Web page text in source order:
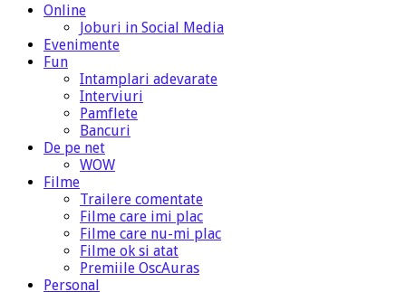
Online
Joburi in Social Media
Evenimente
Fun
Intamplari adevarate
Interviuri
Pamflete
Bancuri
De pe net
WOW
Filme
Trailere comentate
Filme care imi plac
Filme care nu-mi plac
Filme ok si atat
Premiile OscAuras
Personal